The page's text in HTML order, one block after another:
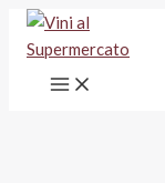
Vai
contenuto